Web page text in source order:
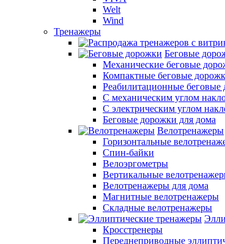
Welt
Wind
Тренажеры
Беговые
Механические беговые
Компактные беговые
Реабилитационные беговые
С механическим углом
С электрическим углом
Беговые дорожки для дома
Велотренажеры
Горизонтальные
Спин-байки
Велоэргометры
Вертикальные
Велотренажеры для дома
Магнитные велотренажеры
Складные велотренажеры
Кросстренеры
Переднеприводные